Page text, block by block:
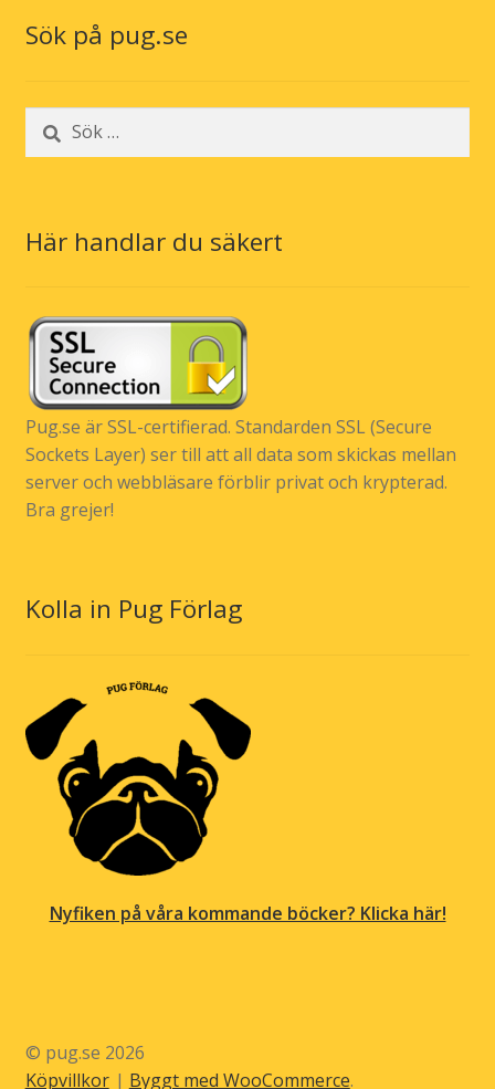
Sök på pug.se
Sök
efter:
Här handlar du säkert
Pug.se är SSL-certifierad. Standarden SSL (Secure
Sockets Layer) ser till att all data som skickas mellan
server och webbläsare förblir privat och krypterad.
Bra grejer!
Kolla in Pug Förlag
Nyfiken på våra kommande böcker? Klicka här!
© pug.se 2026
Köpvillkor
Byggt med WooCommerce.